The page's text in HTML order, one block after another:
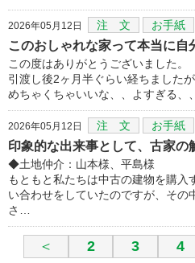
2026年05月12日 注 文 お手紙
このおしゃれな家って本当に自
この度はありがとうございました。
引渡し後2ヶ月半ぐらい経ちました
めちゃくちゃいいな、、よすぎる、
2026年05月12日 注 文 お手紙
印象的な出来事として、古家の
◆土地仲介：山本様、平島様
もともと私たちは中古の建物を購入
い合わせをしていたのですが、その
さ…
＜ 2 3 4